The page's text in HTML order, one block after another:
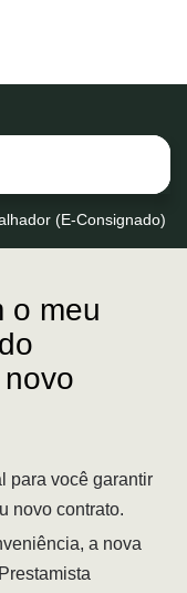
(E-Consignado)
o meu
para você garantir
novo contrato.
a nova